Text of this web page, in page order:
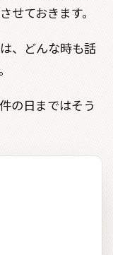
せておきます。
、どんな時も話
の日まではそう